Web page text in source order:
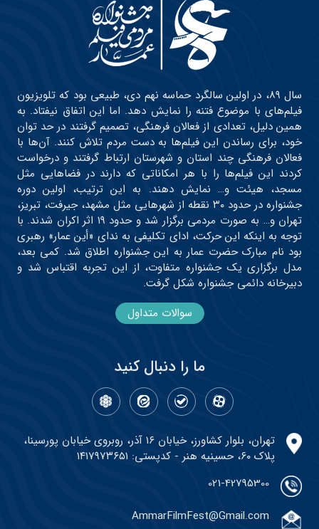
سال ۸۹، در اولین سالگرد حماسه نهم دی، طبیعی بود که تلویزیون
فیلم‌های با موضوع فتنه را نمایش دهد. اما این اتفاق نیفتاد. به
همین دلیل، تعدادی از فعالان فرهنگی، تصمیم گرفتند در حد توان
خود، برای رساندن این فیلم‌ها به دست مردم تلاش کنند. آن‌ها با
فعالان فرهنگی چند استان و شهرستان ارتباط گرفتند و درخواست
کردند این فیلم‌ها را با هر امکاناتی که دارند در فضاهایی مثل
مسجد، هیئت و… نمایش دهند. به این ترتیب، اولین دوره
جشنواره در حدود ۳۰ نقطه از شهرهایی مثل مشهد، جیرفت، تبریز،
تهران و… به صورت مردمی برگزار شد و حدود ۱۹ اثر اکران شدند. با
توجه به اینکه این حرکت، ادای تکلیفی به ندای «أین عمار» رهبری
بود نام مبارک حضرت عمار به این جشنواره اطلاق شد. کمی بعد،
مدل برگزاری یک جشنواره متفاوت، از این تجربه اقتباس شد و
دبیرخانه دائمی جشنواره شکل گرفت.
سوالات متداول
ما را دنبال کنید
تهران، بلوار کشاورز، خیابان ۱۶ آذر، روبروی خیابان پورسینا،
پلاک ۶۰، حسینیه هنر - کدپستی: ۱۴۱۷۹۷۳۶۵۱
021-42795300
AmmarFilmFest@Gmail.com